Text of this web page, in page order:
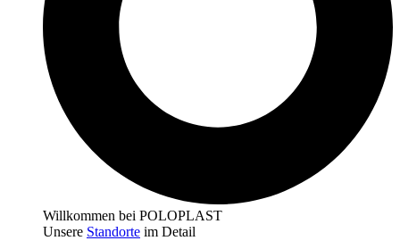
Willkommen bei POLOPLAST
Unsere Standorte im Detail